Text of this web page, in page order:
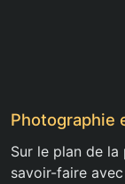
Photographie
Sur le plan de la
savoir-faire